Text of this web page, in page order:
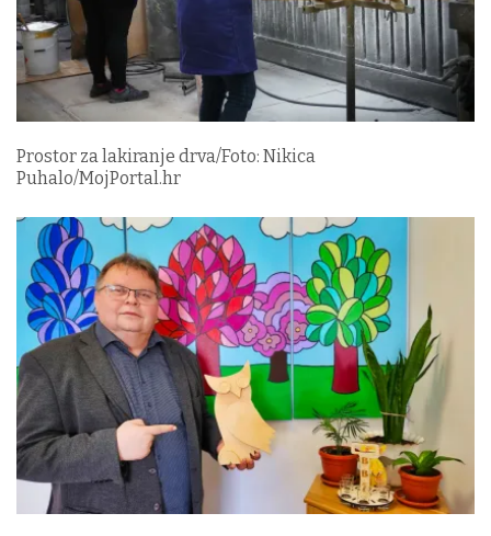
Prostor za lakiranje drva/Foto: Nikica
Puhalo/MojPortal.hr